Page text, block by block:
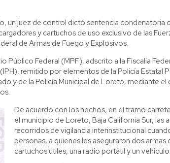
un juez de control dictó sentencia condenatoria
y cartuchos de uso exclusivo de las
de Armas de Fuego y Explosivos.
Público Federal (MPF), adscrito a la Fiscalía
remitido por elementos de la Policía Estatal
y de la Policía Municipal de Loreto, mediante el
De acuerdo con los hechos, en el tramo
el municipio de Loreto, Baja California Sur, las
recorridos de vigilancia interinstitucional
personas, a quienes les aseguraron dos
cartuchos útiles, una radio portátil y un